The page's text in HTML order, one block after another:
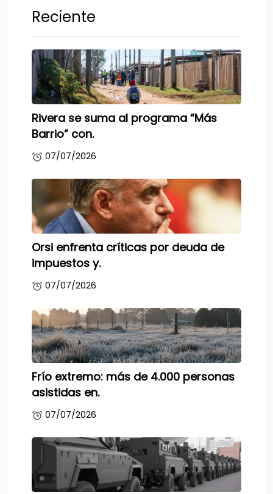
Reciente
Rivera se suma al programa “Más
Barrio” con.
07/07/2026
Orsi enfrenta críticas por deuda de
impuestos y.
07/07/2026
Frío extremo: más de 4.000 personas
asistidas en.
07/07/2026